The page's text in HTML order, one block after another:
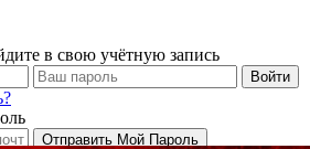
в свою учётную запись